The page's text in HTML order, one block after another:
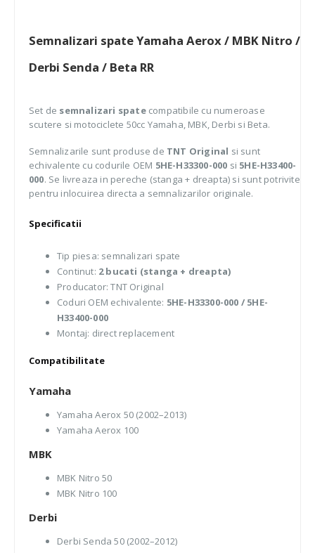
Semnalizari spate Yamaha Aerox / MBK Nitro /
Derbi Senda / Beta RR
Set de semnalizari spatecompatibile cu numeroase
scutere si motociclete 50cc Yamaha, MBK, Derbi si Beta.
Semnalizarile sunt produse de TNT Original si sunt
echivalente cu codurile OEM 5HE-H33300-000 si 5HE-H33400-
000. Se livreaza in pereche (stanga + dreapta) si sunt potrivite
pentru inlocuirea directa a semnalizarilor originale.
Specificatii
Tip piesa: semnalizari spate
Continut: 2 bucati (stanga + dreapta)
Producator: TNT Original
Coduri OEM echivalente: 5HE-H33300-000 / 5HE-
H33400-000
Montaj: direct replacement
Compatibilitate
Yamaha
Yamaha Aerox 50 (2002–2013)
Yamaha Aerox 100
MBK
MBK Nitro 50
MBK Nitro 100
Derbi
Derbi Senda 50 (2002–2012)